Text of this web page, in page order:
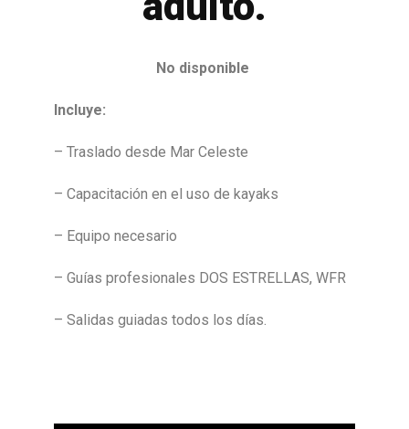
No disponible
Incluye:
– Traslado desde Mar Celeste
– Capacitación en el uso de kayaks
– Equipo necesario
– Guías profesionales DOS ESTRELLAS, WFR
– Salidas guiadas todos los días.